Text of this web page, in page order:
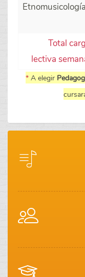
Etnomusicología
Total
lectiva
*A elegir